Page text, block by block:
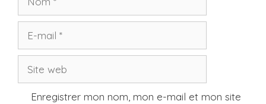
mail
web
Enregistrer mon nom, mon e-mail et mon site